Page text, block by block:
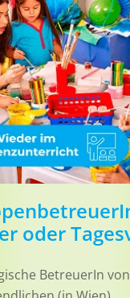
oder
BetreuerIn